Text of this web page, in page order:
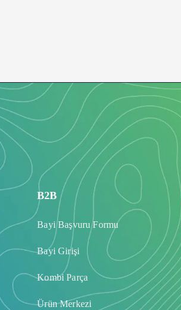
B2B
Bayi Başvuru Formu
Bayi Girişi
Kombi Parça
Ürün Merkezi